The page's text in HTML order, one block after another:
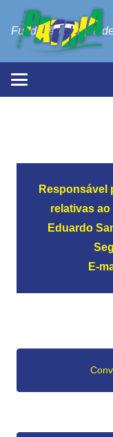
Fundação Parque
Responsável
relativas
Eduardo
E-